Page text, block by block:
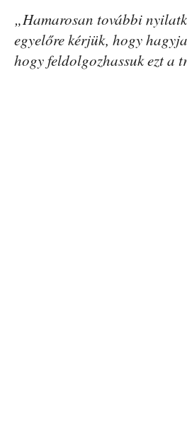
„Hamarosan további
egyelőre kérjük, hogy
hogy feldolgozhassuk ezt a